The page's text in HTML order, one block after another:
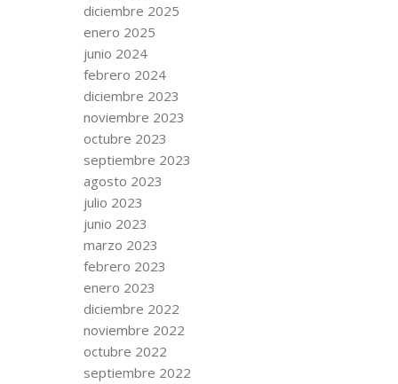
diciembre 2025
enero 2025
junio 2024
febrero 2024
diciembre 2023
noviembre 2023
octubre 2023
septiembre 2023
agosto 2023
julio 2023
junio 2023
marzo 2023
febrero 2023
enero 2023
diciembre 2022
noviembre 2022
octubre 2022
septiembre 2022